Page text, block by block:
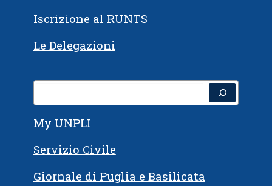
Iscrizione al RUNTS
Le Delegazioni
My UNPLI
Servizio Civile
Giornale di Puglia e Basilicata